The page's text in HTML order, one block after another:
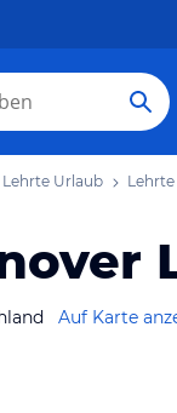
Lehrte Urlaub
Auf Karte